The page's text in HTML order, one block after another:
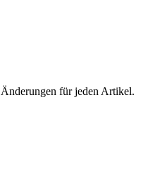
für jeden Artikel.